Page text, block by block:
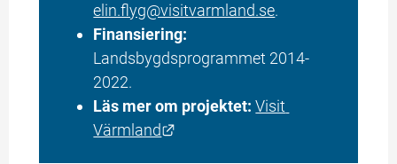
elin.flyg@visitvarmland.se.
Finansiering:
Landsbygdsprogrammet 2014-
2022.
Läs mer om projektet: Visit
Värmland